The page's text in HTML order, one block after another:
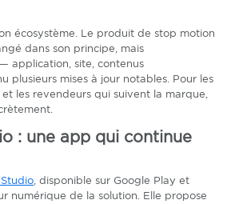
écosystème. Le produit de stop motion
dans son principe, mais
application, site, contenus
plusieurs mises à jour notables. Pour les
les revendeurs qui suivent la marque,
: une app qui continue
, disponible sur Google Play et
numérique de la solution. Elle propose